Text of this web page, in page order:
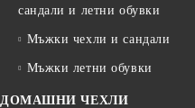
сандали и летни обувки
Мъжки чехли и сандали
Мъжки летни обувки
ДОМАШНИ ЧЕХЛИ